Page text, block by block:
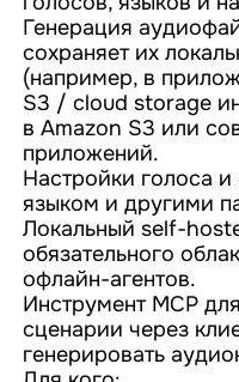
Генерация
сохраняет их
(например, в
S3 / cloud storage
в Amazon S3 или
приложений.
Настройки голоса
языком и другими
Локальный self-
обязательного
офлайн-агентов.
Инструмент MCP
сценарии через
генерировать